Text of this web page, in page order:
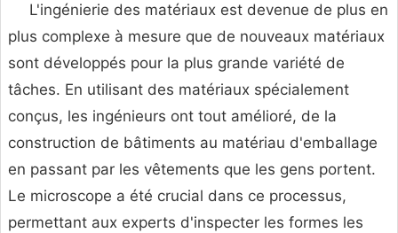
L'ingénierie des matériaux est devenue de plus en
plus complexe à mesure que de nouveaux matériaux
sont développés pour la plus grande variété de
tâches. En utilisant des matériaux spécialement
conçus, les ingénieurs ont tout amélioré, de la
construction de bâtiments au matériau d'emballage
en passant par les vêtements que les gens portent.
Le microscope a été crucial dans ce processus,
permettant aux experts d'inspecter les formes les